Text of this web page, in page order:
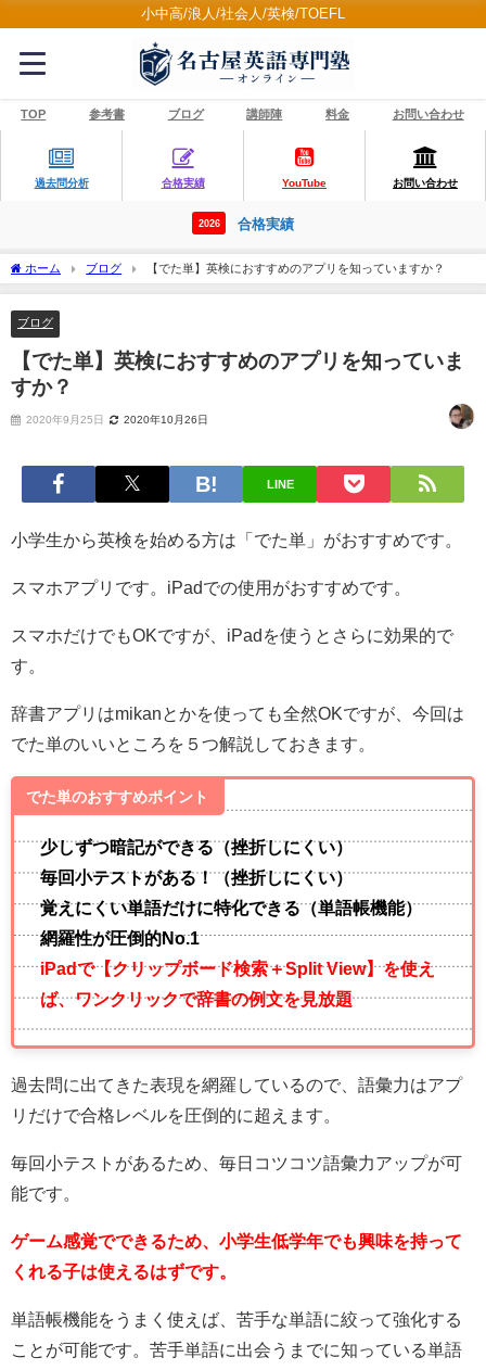
小中高/浪人/社会人/英検/TOEFL
TOP 参考書 ブログ 講師陣 料金 お問い合わせ
過去問分析 合格実績 YouTube お問い合わせ
2026 合格実績
ホーム ブログ 【でた単】英検におすすめのアプリを知っていますか？
ブログ
【でた単】英検におすすめのアプリを知っていま
すか？
2020年9月25日 2020年10月26日
LINE
小学生から英検を始める方は「でた単」がおすすめです。
スマホアプリです。iPadでの使用がおすすめです。
スマホだけでもOKですが、iPadを使うとさらに効果的で
す。
辞書アプリはmikanとかを使っても全然OKですが、今回は
でた単のいいところを５つ解説しておきます。
でた単のおすすめポイント
少しずつ暗記ができる（挫折しにくい）
毎回小テストがある！（挫折しにくい）
覚えにくい単語だけに特化できる（単語帳機能）
網羅性が圧倒的No.1
iPadで【クリップボード検索＋Split View】を使え
ば、ワンクリックで辞書の例文を見放題
過去問に出てきた表現を網羅しているので、語彙力はアプ
リだけで合格レベルを圧倒的に超えます。
毎回小テストがあるため、毎日コツコツ語彙力アップが可
能です。
ゲーム感覚でできるため、 小学生低学年でも興味を持って
くれる子は使えるはずです。
単語帳機能をうまく使えば、苦手な単語に絞って強化する
ことが可能です。苦手単語に出会うまでに知っている単語